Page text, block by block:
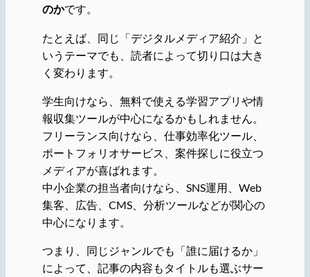
のかです。
たとえば、同じ「デジタルメディア紹介」と
いうテーマでも、読者によって切り口は大き
く変わります。
学生向けなら、無料で使える学習アプリや情
報収集ツールが中心になるかもしれません。
フリーランス向けなら、仕事効率化ツール、
ポートフォリオサービス、案件探しに役立つ
メディアが喜ばれます。
中小企業の担当者向けなら、SNS運用、Web
集客、広告、CMS、分析ツールなどが関心の
中心になります。
つまり、同じジャンルでも「誰に届けるか」
によって、記事の内容もタイトルも選ぶサー